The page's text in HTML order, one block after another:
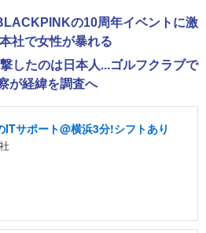
の10周年イベントに激
社で女性が暴れる
したのは日本人...ゴルフクラブで
が経緯を調査へ
サポート@横浜3分!シフトあり